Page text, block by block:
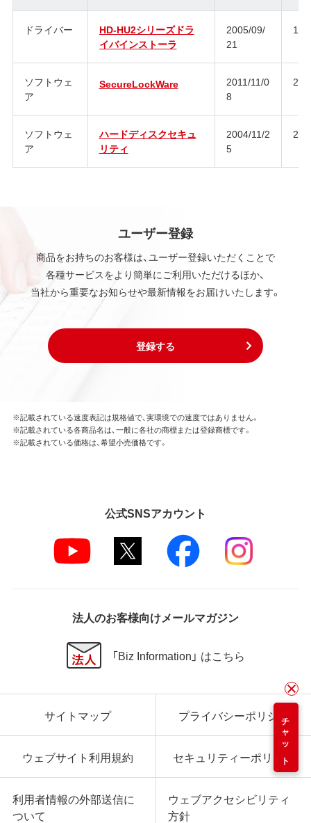
ドライバー
HD-HU2シリーズドラ
イバインストーラ
2005/09/
21
ソフトウェ
ア
SecureLockWare
2011/11/0
8
ソフトウェ
ア
ハードディスクセキュ
リティ
2004/11/2
5
ユーザー登録
商品をお持ちのお客様は、ユーザー登録いただくことで
各種サービスをより簡単にご利用いただけるほか、
当社から重要なお知らせや最新情報をお届けいたします。
登録する
チャット
※記載されている速度表記は規格値で、実環境での速度ではありません。
※記載されている各商品名は、一般に各社の商標または登録商標です。
※記載されている価格は、希望小売価格です。
公式SNSアカウント
法人のお客様向けメールマガジン
「Biz Information」 はこちら
サイトマップ プライバシーポリシー
ウェブサイト利用規約 セキュリティーポリシー
利用者情報の外部送信に
ついて
ウェブアクセシビリティ
方針